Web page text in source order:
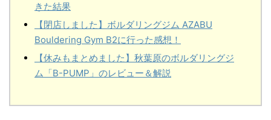
きた結果
【閉店しました】ボルダリングジム AZABU
Bouldering Gym B2に行った感想！
【休みもまとめました】秋葉原のボルダリングジ
ム「B-PUMP」のレビュー＆解説